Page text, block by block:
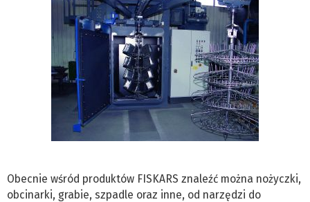
Obecnie wśród produktów FISKARS znaleźć można nożyczki,
obcinarki, grabie, szpadle oraz inne, od narzędzi do